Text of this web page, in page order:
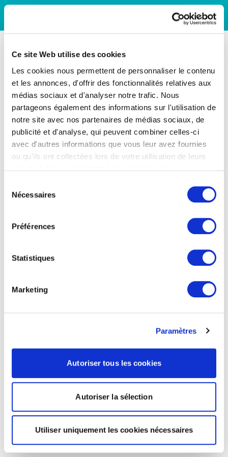
Ce site Web utilise des cookies
Les cookies nous permettent de personnaliser le contenu
et les annonces, d'offrir des fonctionnalités relatives aux
médias sociaux et d'analyser notre trafic. Nous
partageons également des informations sur l'utilisation de
notre site avec nos partenaires de médias sociaux, de
publicité et d'analyse, qui peuvent combiner celles-ci
avec d'autres informations que vous leur avez fournies
ou qu'ils ont collectées lors de votre utilisation de leurs
Nécessaires
Préférences
Statistiques
Marketing
Paramètres
Autoriser tous les cookies
Autoriser la sélection
Utiliser uniquement les cookies nécessaires